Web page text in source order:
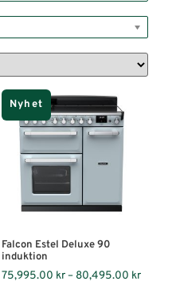
Nyhet
Falcon Estel Deluxe 90
induktion
75,995.00 kr– 80,495.00 kr